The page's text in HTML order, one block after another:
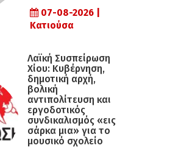
07-08-2026 |
Κατιούσα
Λαϊκή Συσπείρωση
Χίου: Κυβέρνηση,
δημοτική αρχή,
βολική
αντιπολίτευση και
εργοδοτικός
συνδικαλισμός «εις
σάρκα μια» για το
μουσικό σχολείο